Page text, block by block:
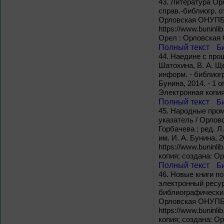
43. Литература
справ.-библиогр.
Орловская ОНУПБ
https://
Орел : Орловская
Полный текст
44. Наедине с
Шатохина, В. А.
информ. -
Бунина, 2014. - 1
Электронная
Полный текст
45. Народные
указатель /
Горбачева ; ред.
им. И. А. Бунина,
https://
копия; создана:
Полный текст
46. Новые книги
электронный
Орловская ОНУПБ
https://
копия; создана: